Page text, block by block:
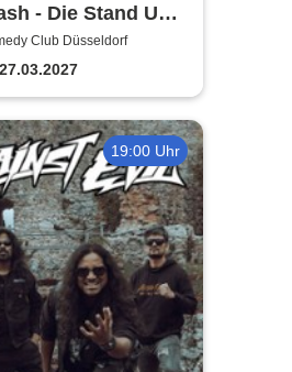
- Die Stand Up
in Düsseldorf
Club Düsseldorf
19:00 Uhr